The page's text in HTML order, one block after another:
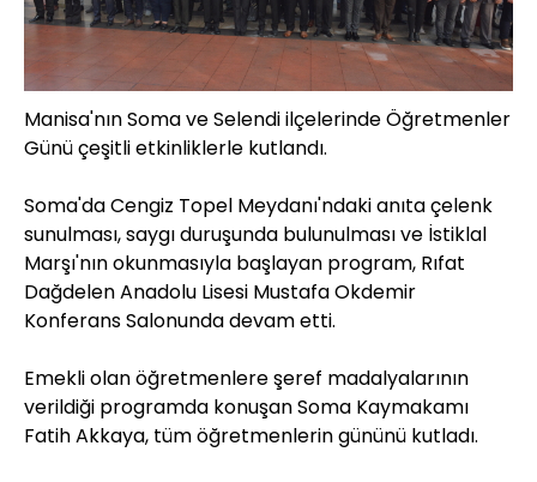
Manisa'nın Soma ve Selendi ilçelerinde Öğretmenler
Günü çeşitli etkinliklerle kutlandı.
Soma'da Cengiz Topel Meydanı'ndaki anıta çelenk
sunulması, saygı duruşunda bulunulması ve İstiklal
Marşı'nın okunmasıyla başlayan program, Rıfat
Dağdelen Anadolu Lisesi Mustafa Okdemir
Konferans Salonunda devam etti.
Emekli olan öğretmenlere şeref madalyalarının
verildiği programda konuşan Soma Kaymakamı
Fatih Akkaya, tüm öğretmenlerin gününü kutladı.